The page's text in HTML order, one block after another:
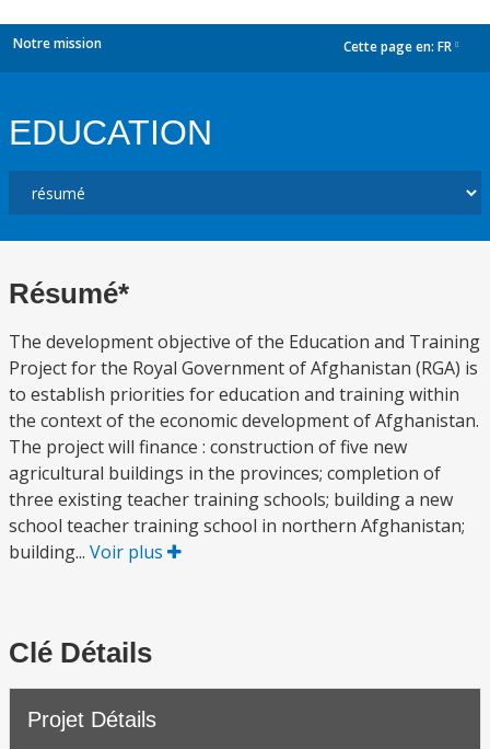
Notre mission Cette page en: FR
EDUCATION
Résumé*
The development objective of the Education and Training
Project for the Royal Government of Afghanistan (RGA) is
to establish priorities for education and training within
the context of the economic development of Afghanistan.
The project will finance : construction of five new
agricultural buildings in the provinces; completion of
three existing teacher training schools; building a new
school teacher training school in northern Afghanistan;
building... Voir plus
Clé Détails
Projet Détails